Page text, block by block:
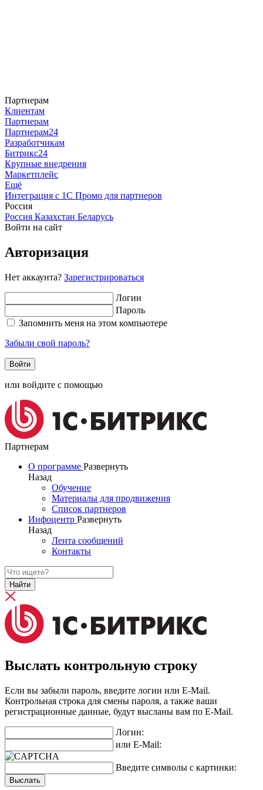
Партнерам
Клиентам
Партнерам
Партнерам24
Разработчикам
Битрикс24
Крупные внедрения
Маркетплейс
Ещё
Интеграция с 1С Промо для партнеров
Россия
Россия Казахстан Беларусь
Войти на сайт
Авторизация
Нет аккаунта? Зарегистрироваться
Логин
Пароль
Запомнить меня на этом компьютере
Забыли свой пароль?
или войдите с помощью
Партнерам
О программе Развернуть
Назад
Обучение
Материалы для продвижения
Список партнеров
Инфоцентр Развернуть
Назад
Лента сообщений
Контакты
Найти
Выслать контрольную строку
Если вы забыли пароль, введите логин или E-Mail.
Контрольная строка для смены пароля, а также ваши
регистрационные данные, будут высланы вам по E-Mail.
Логин:
или E-Mail:
Введите символы с картинки: